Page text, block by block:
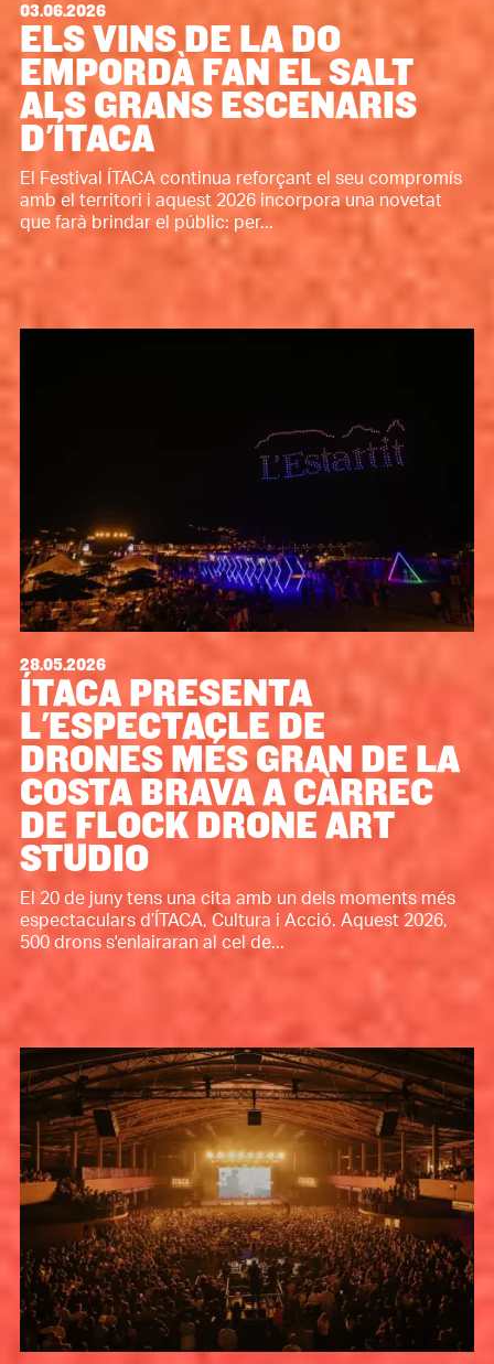
03.06.2026
ELS VINS DE LA DO
EMPORDÀ FAN EL SALT
ALS GRANS ESCENARIS
D'ÍTACA
El Festival ÍTACA continua reforçant el seu compromís
amb el territori i aquest 2026 incorpora una novetat
que farà brindar el públic: per...
28.05.2026
ÍTACA PRESENTA
L'ESPECTACLE DE
DRONES MÉS GRAN DE LA
COSTA BRAVA A CÀRREC
DE FLOCK DRONE ART
STUDIO
El 20 de juny tens una cita amb un dels moments més
espectaculars d’ÍTACA, Cultura i Acció. Aquest 2026,
500 drons s'enlairaran al cel de...